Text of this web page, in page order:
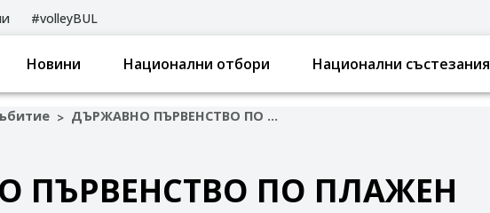
#volleyBUL
Новини Национални отбори Национални състезания
> ДЪРЖАВНО ПЪРВЕНСТВО ПО ПЛАЖЕН ВОЛЕЙБОЛ 2026 - 1 КРЪГ СОФИЯ - ПОДРАСТВАЩИ
ПЪРВЕНСТВО ПО ПЛАЖЕН